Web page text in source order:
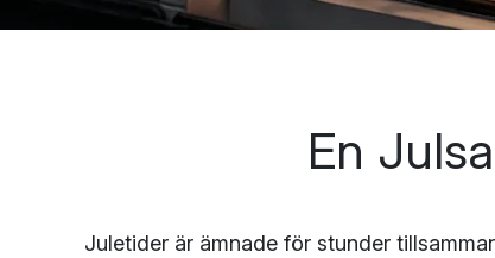
En
Juletider är ämnade för stunder